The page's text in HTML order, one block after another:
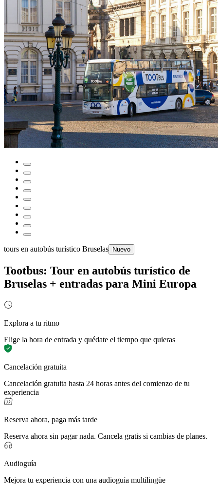
tours en autobús turístico Bruselas Nuevo
Tootbus: Tour en autobús turístico de
Bruselas + entradas para Mini Europa
Explora a tu ritmo
Elige la hora de entrada y quédate el tiempo que quieras
Cancelación gratuita
Cancelación gratuita hasta 24 horas antes del comienzo de tu
experiencia
Reserva ahora, paga más tarde
Reserva ahora sin pagar nada. Cancela gratis si cambias de planes.
Audioguía
Mejora tu experiencia con una audioguía multilingüe